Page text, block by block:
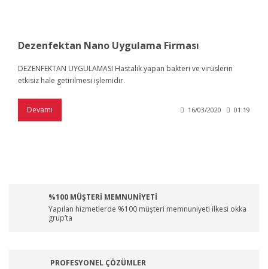
Dezenfektan Nano Uygulama Firması
DEZENFEKTAN UYGULAMASI Hastalık yapan bakteri ve virüslerin
etkisiz hale getirilmesi işlemidir.
Devamı 16/03/2020 01:19
%100 MÜŞTERİ MEMNUNİYETİ
Yapılan hizmetlerde %100 müşteri memnuniyeti ilkesi okka
grup’ta
PROFESYONEL ÇÖZÜMLER